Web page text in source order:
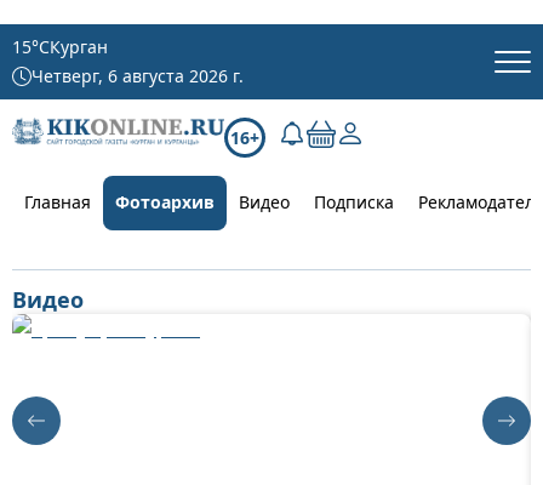
15°CКурган
Четверг, 6 августа 2026 г.
16+
Главная Фотоархив Видео Подписка
Видео